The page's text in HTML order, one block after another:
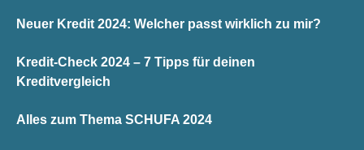
Neuer Kredit 2024: Welcher passt wirklich zu mir?
Kredit-Check 2024 – 7 Tipps für deinen
Kreditvergleich
Alles zum Thema SCHUFA 2024